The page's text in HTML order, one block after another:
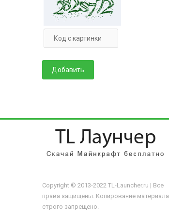
Copyright © 2013-2022 TL-Launcher.ru | Все
права защищены. Копирование материала
строго запрещено.